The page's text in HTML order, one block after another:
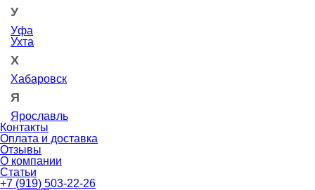
У
Уфа
Ухта
Х
Хабаровск
Я
Ярославль
Контакты
Оплата и доставка
Отзывы
О компании
Статьи
+7 (919) 503-22-26